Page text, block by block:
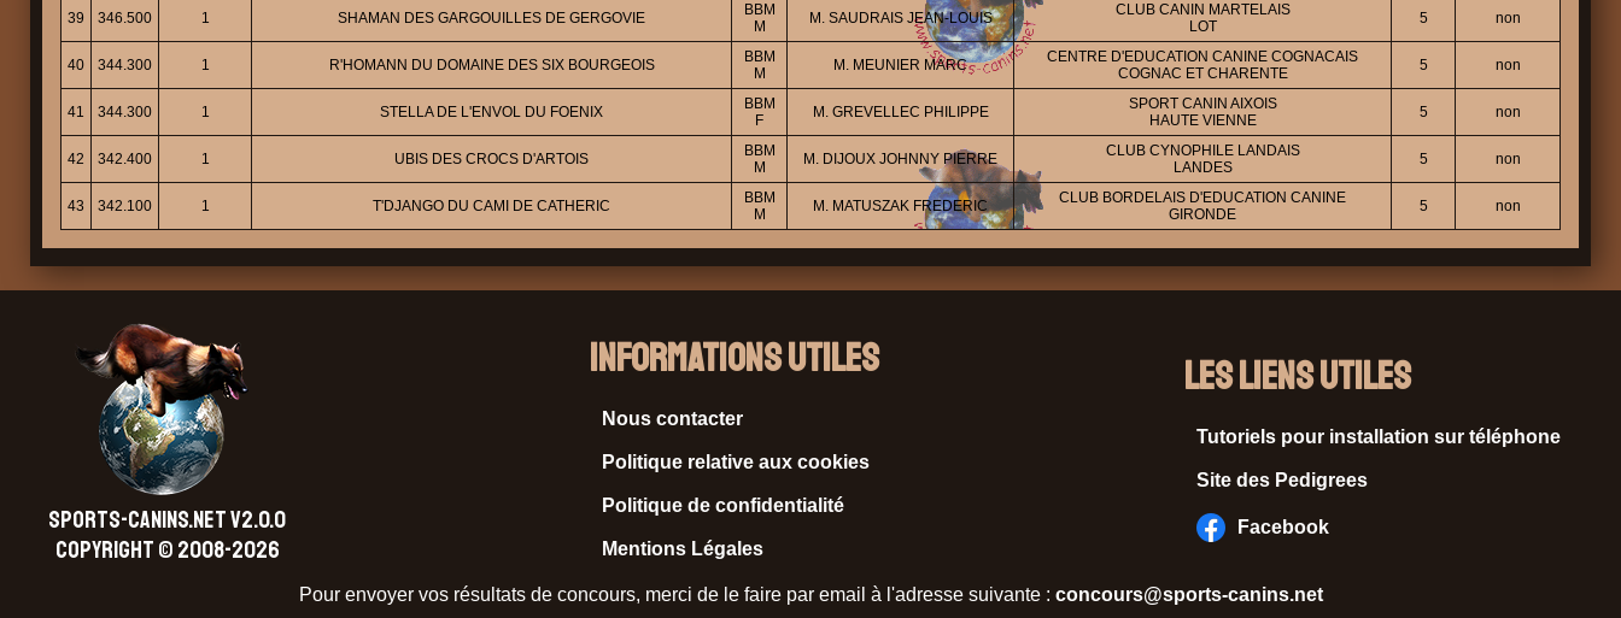
39 346.500 1 SHAMAN DES GARGOUILLES DE GERGOVIE
BBM
M
M. SAUDRAIS JEAN-LOUIS
CLUB CANIN MARTELAIS
LOT
5 non
40 344.300 1 R'HOMANN DU DOMAINE DES SIX BOURGEOIS
BBM
M
M. MEUNIER MARC
CENTRE D'EDUCATION CANINE COGNACAIS
COGNAC ET CHARENTE
5 non
41 344.300 1 STELLA DE L'ENVOL DU FOENIX
BBM
F
M. GREVELLEC PHILIPPE
SPORT CANIN AIXOIS
HAUTE VIENNE
5 non
42 342.400 1 UBIS DES CROCS D'ARTOIS
BBM
M
M. DIJOUX JOHNNY PIERRE
CLUB CYNOPHILE LANDAIS
LANDES
5 non
43 342.100 1 T'DJANGO DU CAMI DE CATHERIC
BBM
M
M. MATUSZAK FREDERIC
CLUB BORDELAIS D'EDUCATION CANINE
GIRONDE
5 non
SPORTS-CANINS.NET V2.0.0
Copyright © 2008-2026
Informations Utiles
Nous contacter
Politique relative aux cookies
Politique de confidentialité
Mentions Légales
Les liens utiles
Tutoriels pour installation sur téléphone
Site des Pedigrees
Facebook
Pour envoyer vos résultats de concours, merci de le faire par email à l'adresse suivante : concours@sports-canins.net